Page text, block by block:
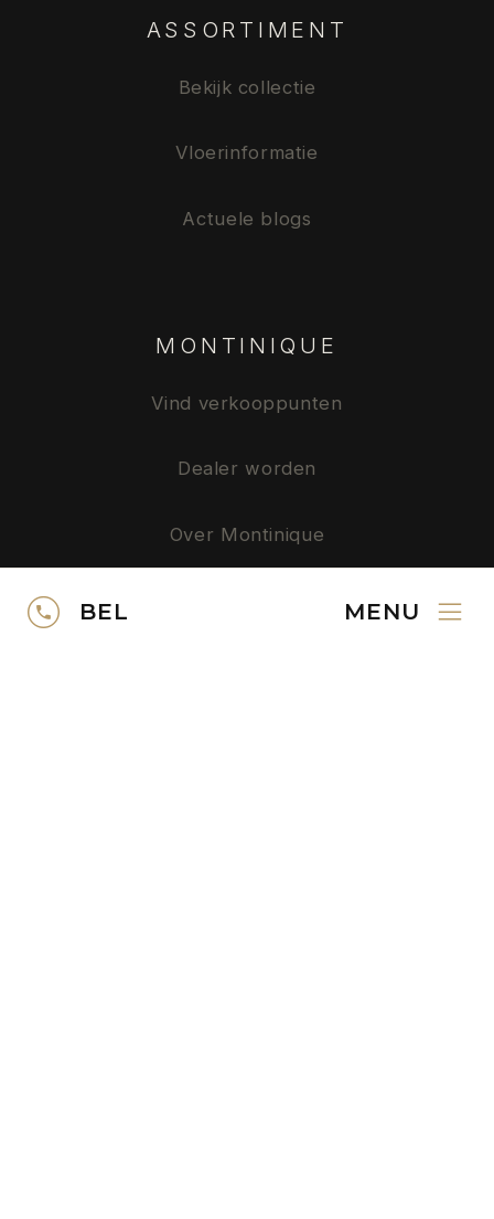
BEL MENU
ASSORTIMENT
Bekijk collectie
Vloerinformatie
Actuele blogs
MONTINIQUE
Vind verkooppunten
Dealer worden
Over Montinique